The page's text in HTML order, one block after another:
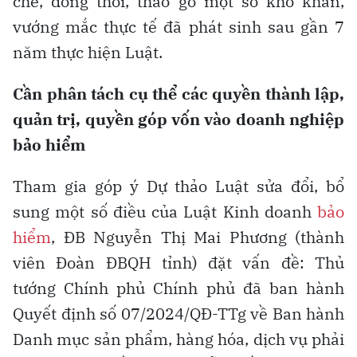
vướng mắc thực tế đã phát sinh sau gần 7
năm thực hiện Luật.
Cần phân tách cụ thể các quyền thành lập,
quản trị, quyền góp vốn vào doanh nghiệp
bảo hiểm
Tham gia góp ý Dự thảo Luật sửa đổi, bổ
sung một số điều của Luật Kinh doanh bảo
hiểm, ĐB Nguyễn Thị Mai Phương (thành
viên Đoàn ĐBQH tỉnh) đặt vấn đề: Thủ
tướng Chính phủ Chính phủ đã ban hành
Quyết định số 07/2024/QĐ-TTg về Ban hành
Danh mục sản phẩm, hàng hóa, dịch vụ phải